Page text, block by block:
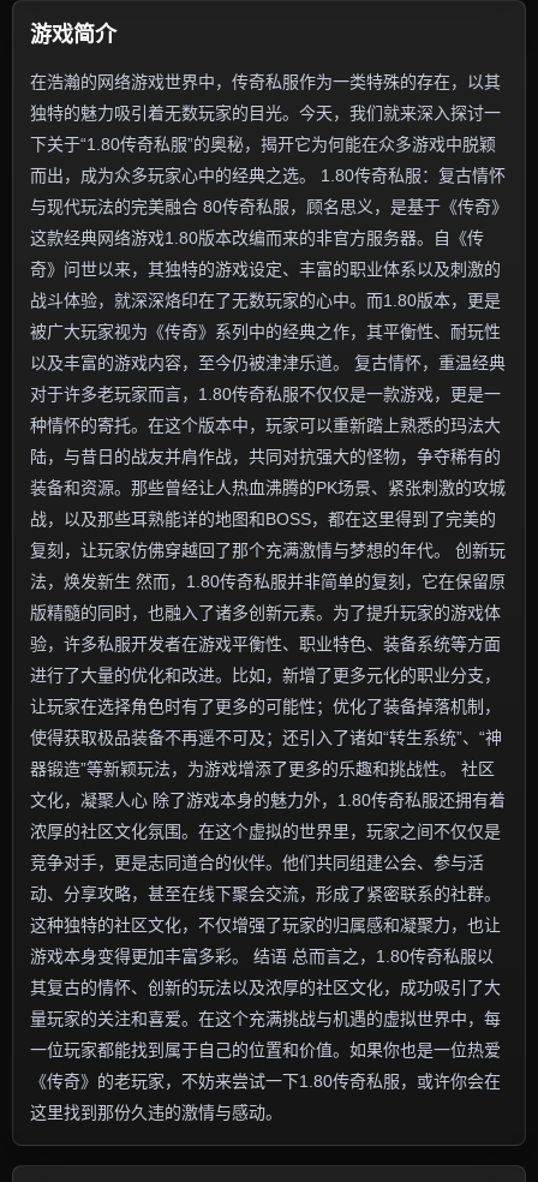
游戏简介
在浩瀚的网络游戏世界中，传奇私服作为一类特殊的存在，以其
独特的魅力吸引着无数玩家的目光。今天，我们就来深入探讨一
下关于“1.80传奇私服”的奥秘，揭开它为何能在众多游戏中脱颖
而出，成为众多玩家心中的经典之选。 1.80传奇私服：复古情怀
与现代玩法的完美融合 80传奇私服，顾名思义，是基于《传奇》
这款经典网络游戏1.80版本改编而来的非官方服务器。自《传
奇》问世以来，其独特的游戏设定、丰富的职业体系以及刺激的
战斗体验，就深深烙印在了无数玩家的心中。而1.80版本，更是
被广大玩家视为《传奇》系列中的经典之作，其平衡性、耐玩性
以及丰富的游戏内容，至今仍被津津乐道。 复古情怀，重温经典
对于许多老玩家而言，1.80传奇私服不仅仅是一款游戏，更是一
种情怀的寄托。在这个版本中，玩家可以重新踏上熟悉的玛法大
陆，与昔日的战友并肩作战，共同对抗强大的怪物，争夺稀有的
装备和资源。那些曾经让人热血沸腾的PK场景、紧张刺激的攻城
战，以及那些耳熟能详的地图和BOSS，都在这里得到了完美的
复刻，让玩家仿佛穿越回了那个充满激情与梦想的年代。 创新玩
法，焕发新生 然而，1.80传奇私服并非简单的复刻，它在保留原
版精髓的同时，也融入了诸多创新元素。为了提升玩家的游戏体
验，许多私服开发者在游戏平衡性、职业特色、装备系统等方面
进行了大量的优化和改进。比如，新增了更多元化的职业分支，
让玩家在选择角色时有了更多的可能性；优化了装备掉落机制，
使得获取极品装备不再遥不可及；还引入了诸如“转生系统”、“神
器锻造”等新颖玩法，为游戏增添了更多的乐趣和挑战性。 社区
文化，凝聚人心 除了游戏本身的魅力外，1.80传奇私服还拥有着
浓厚的社区文化氛围。在这个虚拟的世界里，玩家之间不仅仅是
竞争对手，更是志同道合的伙伴。他们共同组建公会、参与活
动、分享攻略，甚至在线下聚会交流，形成了紧密联系的社群。
这种独特的社区文化，不仅增强了玩家的归属感和凝聚力，也让
游戏本身变得更加丰富多彩。 结语 总而言之，1.80传奇私服以
其复古的情怀、创新的玩法以及浓厚的社区文化，成功吸引了大
量玩家的关注和喜爱。在这个充满挑战与机遇的虚拟世界中，每
一位玩家都能找到属于自己的位置和价值。如果你也是一位热爱
《传奇》的老玩家，不妨来尝试一下1.80传奇私服，或许你会在
这里找到那份久违的激情与感动。